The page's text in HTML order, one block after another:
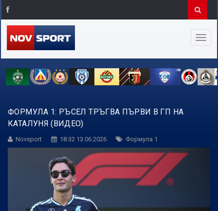
ФОРМУЛА 1: РЪСЕЛ ТРЪГВА ПЪРВИ В ГП НА
КАТАЛУНЯ (ВИДЕО)
Novsport 18:32 13.06.2026 Формула 1